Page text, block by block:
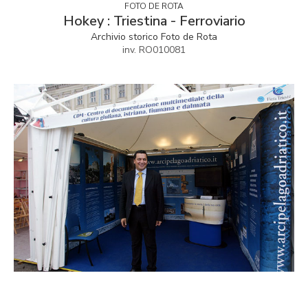
FOTO DE ROTA
Hokey : Triestina - Ferroviario
Archivio storico Foto de Rota
inv. RO010081